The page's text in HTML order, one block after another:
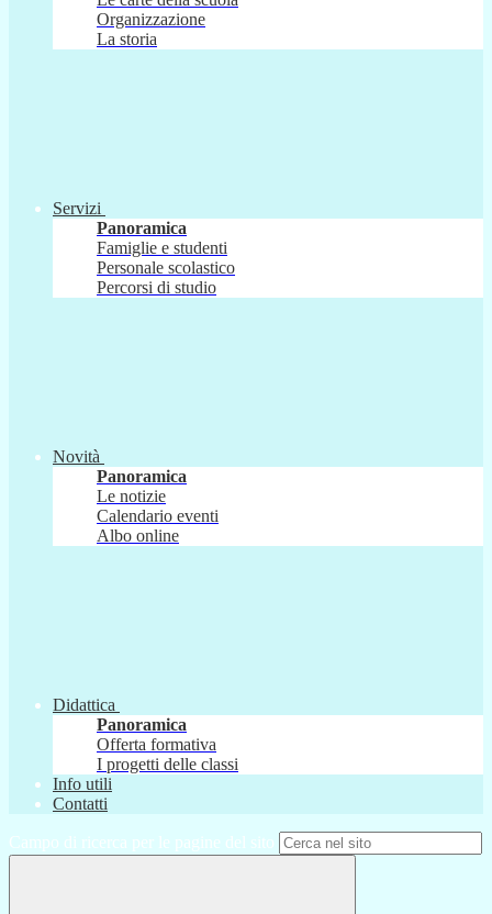
Organizzazione
La storia
Servizi
Panoramica
Famiglie e studenti
Personale scolastico
Percorsi di studio
Novità
Panoramica
Le notizie
Calendario eventi
Albo online
Didattica
Panoramica
Offerta formativa
I progetti delle classi
Info utili
Contatti
Campo di ricerca per le pagine del sito